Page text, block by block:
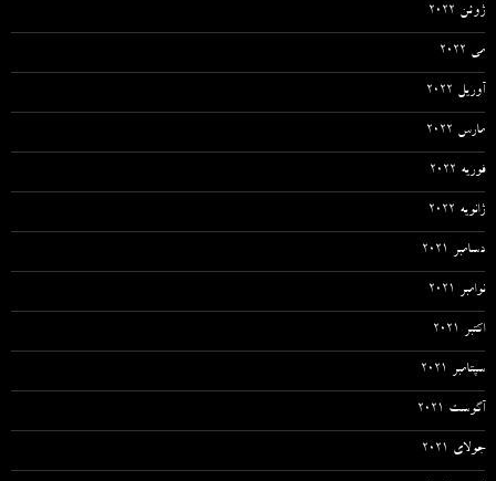
ژوئن 2022
می 2022
آوریل 2022
مارس 2022
فوریه 2022
ژانویه 2022
دسامبر 2021
نوامبر 2021
اکتبر 2021
سپتامبر 2021
آگوست 2021
جولای 2021